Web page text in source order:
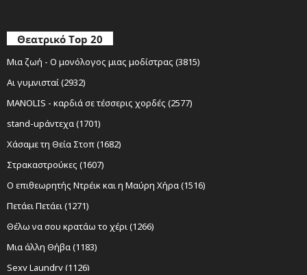
Θεατρικό Top 20
Μια ζωή - Ο μονόλογος μιας μοδίστρας (3815)
Αι γυμνισταί (2932)
MANOLIS - καρδιά σε τέσσερις χορδές (2577)
stand-upάντεχα (1701)
Χάσαμε τη Θεία Στοπ (1682)
Στρακαστρούκες (1607)
Ο επιθεωρητής Ντρέικ και η Μαύρη Χήρα (1516)
Πετάει Πετάει (1271)
Θέλω να σου κρατάω το χέρι (1266)
Μια άλλη Θήβα (1183)
Sexy Laundry (1126)